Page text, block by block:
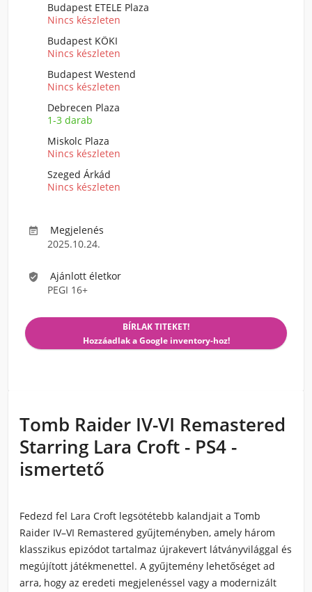
Budapest ETELE Plaza
Nincs készleten
Budapest KÖKI
Nincs készleten
Budapest Westend
Nincs készleten
Debrecen Plaza
1-3 darab
Miskolc Plaza
Nincs készleten
Szeged Árkád
Nincs készleten

Megjelenés
2025.10.24.

Ajánlott életkor
PEGI 16+
BÍRLAK TITEKET!
Hozzáadlak a Google inventory-hoz!
Tomb Raider IV-VI Remastered
Starring Lara Croft - PS4 -
ismertető
Fedezd fel Lara Croft legsötétebb kalandjait a Tomb
Raider IV–VI Remastered gyűjteményben, amely három
klasszikus epizódot tartalmaz újrakevert látványvilággal és
megújított játékmenettel. A gyűjtemény lehetőséget ad
arra, hogy az eredeti megjelenéssel vagy a modernizált